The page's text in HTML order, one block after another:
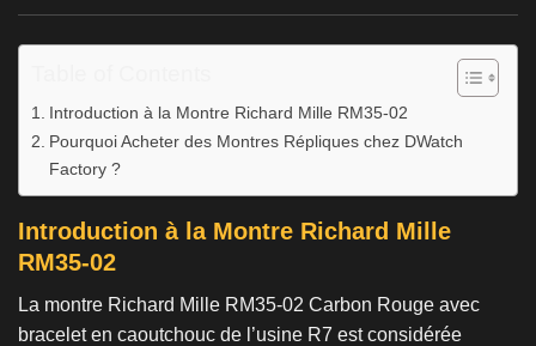
Introduction à la Montre Richard Mille RM35-02
Pourquoi Acheter des Montres Répliques chez DWatch
Factory ?
Introduction à la Montre Richard Mille
RM35-02
La montre Richard Mille RM35-02 Carbon Rouge avec
bracelet en caoutchouc de l’usine R7 est considérée